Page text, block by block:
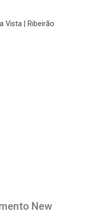
Vista | Ribeirão
New